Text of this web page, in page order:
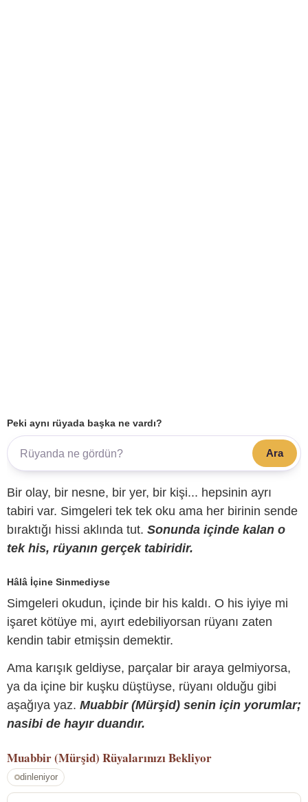
Peki aynı rüyada başka ne vardı?
Ara
Bir olay, bir nesne, bir yer, bir kişi... hepsinin ayrı
tabiri var. Simgeleri tek tek oku ama her birinin sende
bıraktığı hissi aklında tut. Sonunda içinde kalan o
tek his, rüyanın gerçek tabiridir.
Hâlâ İçine Sinmediyse
Simgeleri okudun, içinde bir his kaldı. O his iyiye mi
işaret kötüye mi, ayırt edebiliyorsan rüyanı zaten
kendin tabir etmişsin demektir.
Ama karışık geldiyse, parçalar bir araya gelmiyorsa,
ya da içine bir kuşku düştüyse, rüyanı olduğu gibi
aşağıya yaz. Muabbir (Mürşid) senin için yorumlar;
nasibi de hayır duandır.
Muabbir (Mürşid) Rüyalarınızı Bekliyor
dinleniyor